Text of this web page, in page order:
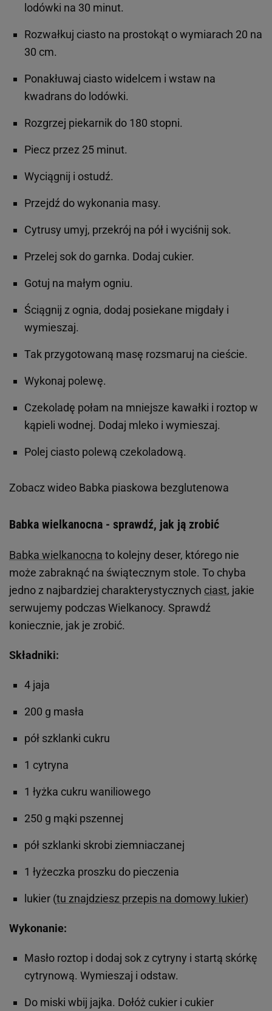
lodówki na 30 minut.
Rozwałkuj ciasto na prostokąt o wymiarach 20 na
30 cm.
Ponakłuwaj ciasto widelcem i wstaw na
kwadrans do lodówki.
Rozgrzej piekarnik do 180 stopni.
Piecz przez 25 minut.
Wyciągnij i ostudź.
Przejdź do wykonania masy.
Cytrusy umyj, przekrój na pół i wyciśnij sok.
Przelej sok do garnka. Dodaj cukier.
Gotuj na małym ogniu.
Ściągnij z ognia, dodaj posiekane migdały i
wymieszaj.
Tak przygotowaną masę rozsmaruj na cieście.
Wykonaj polewę.
Czekoladę połam na mniejsze kawałki i roztop w
kąpieli wodnej. Dodaj mleko i wymieszaj.
Polej ciasto polewą czekoladową.
Zobacz wideo Babka piaskowa bezglutenowa
Babka wielkanocna - sprawdź, jak ją zrobić
Babka wielkanocna to kolejny deser, którego nie
może zabraknąć na świątecznym stole. To chyba
jedno z najbardziej charakterystycznych ciast, jakie
serwujemy podczas Wielkanocy. Sprawdź
koniecznie, jak je zrobić.
Składniki:
4 jaja
200 g masła
pół szklanki cukru
1 cytryna
1 łyżka cukru waniliowego
250 g mąki pszennej
pół szklanki skrobi ziemniaczanej
1 łyżeczka proszku do pieczenia
lukier (tu znajdziesz przepis na domowy lukier)
Wykonanie:
Masło roztop i dodaj sok z cytryny i startą skórkę
cytrynową. Wymieszaj i odstaw.
Do miski wbij jajka. Dołóż cukier i cukier